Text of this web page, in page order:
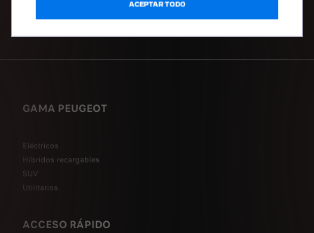
GAMA PEUGEOT
Eléctricos
Híbridos recargables
SUV
Utilitarios
ACCESO RÁPIDO
ACEPTAR TODO